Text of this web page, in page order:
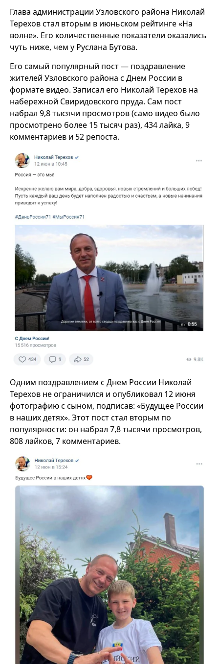
Глава администрации Узловского района Николай
Терехов стал вторым в июньском рейтинге «На
волне». Его количественные показатели оказались
чуть ниже, чем у Руслана Бутова.
Его самый популярный пост — поздравление
жителей Узловского района с Днем России в
формате видео. Записал его Николай Терехов на
набережной Свиридовского пруда. Сам пост
набрал 9,8 тысячи просмотров (само видео было
просмотрено более 15 тысяч раз), 434 лайка, 9
комментариев и 52 репоста.
Одним поздравлением с Днем России Николай
Терехов не ограничился и опубликовал 12 июня
фотографию с сыном, подписав: «Будущее России
в наших детях». Этот пост стал вторым по
популярности: он набрал 7,8 тысячи просмотров,
808 лайков, 7 комментариев.